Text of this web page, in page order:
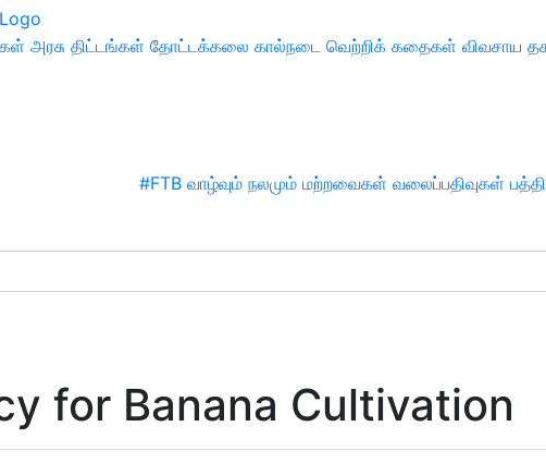
அரசு திட்டங்கள் தோட்டக்கலை கால்நடை வெற்றிக் கதைகள் விவசாய
#FTB வாழ்வும் நலமும் மற்றவைகள் வலைப்பதிவுகள்
for Banana Cultivation